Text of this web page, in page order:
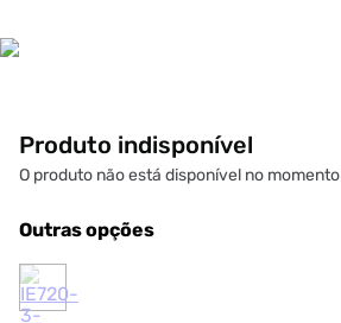
Produto indisponível
O produto não está disponível no momento
Outras opções